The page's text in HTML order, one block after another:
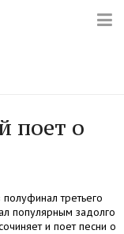
поет о
третьего
популярным задолго
и поет песни о